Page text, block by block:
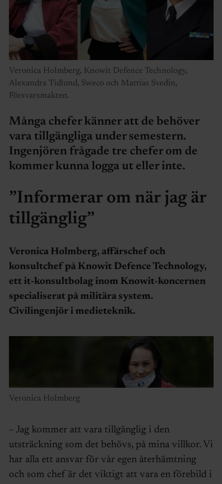
Veronica Holmberg, Knowit Defence Technology,
Alexandra Tidlund, Sweco och Mattias Svedin,
Försvarsmakten.
Många chefer känner att de behöver
vara tillgängliga under semestern.
Ingenjören frågade tre chefer om de
kommer kunna logga ut eller inte.
”Informerar om när jag är
tillgänglig”
Veronica Holmberg, affärschef och
konsultchef på Knowit Defence Technology,
ett it-konsultbolag inom Knowit-koncernen
specialiserat på militära system.
Civilingenjör i medieteknik.
Veronica Holmberg
– Jag kommer att vara tillgänglig i den
utsträckning som det behövs, på mina villkor. Vi
har alla ett ansvar för vår egen återhämtning
och som chef är det viktigt att vara en förebild i